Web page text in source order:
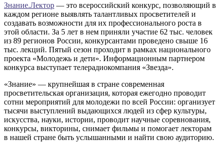
Знание.Лектор — это всероссийский конкурс, позволяющий в
каждом регионе выявлять талантливых просветителей и
создавать возможности для их профессионального роста в
этой области. За 5 лет в нем приняли участие 62 тыс. человек
из 89 регионов России, конкурсантами проведено свыше 16
тыс. лекций. Пятый сезон проходит в рамках национального
проекта «Молодежь и дети». Информационным партнером
конкурса выступает телерадиокомпания «Звезда».
«Знание» — крупнейшая в стране современная
просветительская организация, которая ежегодно проводит
сотни мероприятий для молодежи по всей России: организует
тысячи выступлений выдающихся людей из сфер культуры,
искусства, науки, истории, проводит научные соревнования,
конкурсы, викторины, снимает фильмы и помогает лекторам
в нашей стране быть услышанными и найти свою аудиторию.